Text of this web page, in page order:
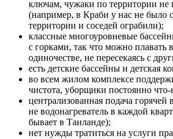
ключам, чужаки по территории не
(например, в Краби у нас не было
территории и соседей ограбили);
классные многоуровневые
с горками, так что можно плавать
одиночестве, не пересекаясь с
есть детские бассейны и детская
во всем жилом комплексе
чистота, уборщики постоянно
централизованная подача горячей
не водонагреватель в каждой
бывает в Таиланде);
нет нужды тратиться на услуги